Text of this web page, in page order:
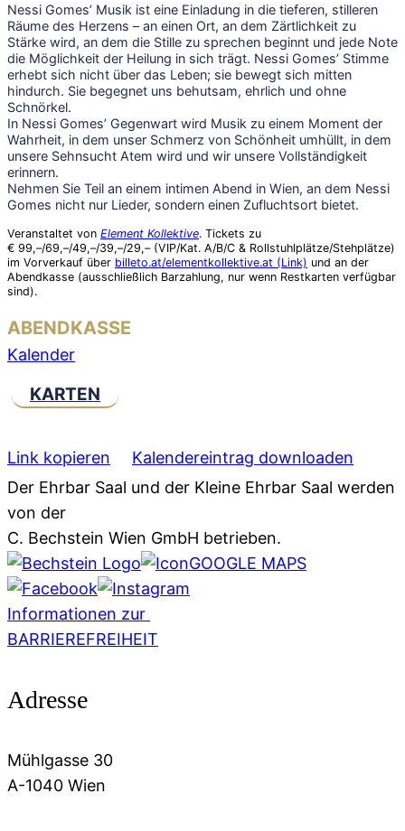
Nessi Gomes’ Musik ist eine Einladung in die tieferen, stilleren
Räume des Herzens – an einen Ort, an dem Zärtlichkeit zu
Stärke wird, an dem die Stille zu sprechen beginnt und jede Note
die Möglichkeit der Heilung in sich trägt. Nessi Gomes’ Stimme
erhebt sich nicht über das Leben; sie bewegt sich mitten
hindurch. Sie begegnet uns behutsam, ehrlich und ohne
Schnörkel.
In Nessi Gomes’ Gegenwart wird Musik zu einem Moment der
Wahrheit, in dem unser Schmerz von Schönheit umhüllt, in dem
unsere Sehnsucht Atem wird und wir unsere Vollständigkeit
erinnern.
Nehmen Sie Teil an einem intimen Abend in Wien, an dem Nessi
Gomes nicht nur Lieder, sondern einen Zufluchtsort bietet.
Veranstaltet von Element Kollektive. Tickets zu
€ 99,–/69,–/49,–/39,–/29,– (VIP/Kat. A/B/C & Rollstuhlplätze/Stehplätze)
im Vorverkauf über billeto.at/elementkollektive.at (Link) und an der
Abendkasse (ausschließlich Barzahlung, nur wenn Restkarten verfügbar
sind).
ABENDKASSE
Kalender
KARTEN
Link kopieren
Kalendereintrag downloaden
Der Ehrbar Saal und der Kleine Ehrbar Saal werden
von der
C. Bechstein Wien GmbH betrieben.
GOOGLE MAPS
Informationen zur
BARRIEREFREIHEIT
Adresse
Mühlgasse 30
A-1040 Wien